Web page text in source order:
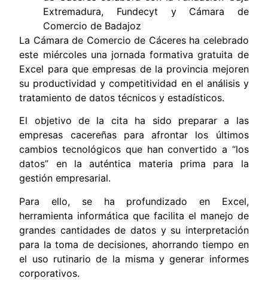
Extremadura, Fundecyt y Cámara de
Comercio de Badajoz
La Cámara de Comercio de Cáceres ha celebrado
este miércoles una jornada formativa gratuita de
Excel para que empresas de la provincia mejoren
su productividad y competitividad en el análisis y
tratamiento de datos técnicos y estadísticos.
El objetivo de la cita ha sido preparar a las
empresas cacereñas para afrontar los últimos
cambios tecnológicos que han convertido a “los
datos” en la auténtica materia prima para la
gestión empresarial.
Para ello, se ha profundizado en Excel,
herramienta informática que facilita el manejo de
grandes cantidades de datos y su interpretación
para la toma de decisiones, ahorrando tiempo en
el uso rutinario de la misma y generar informes
corporativos.